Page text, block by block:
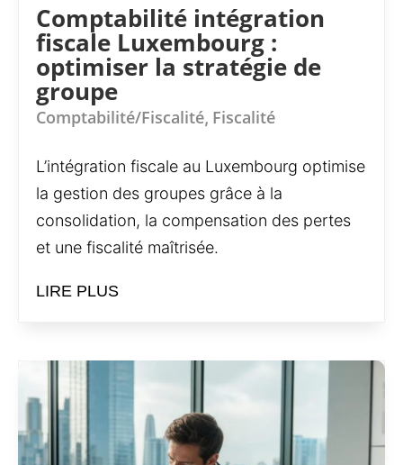
Comptabilité intégration
fiscale Luxembourg :
optimiser la stratégie de
groupe
Comptabilité/Fiscalité, Fiscalité
L’intégration fiscale au Luxembourg optimise
la gestion des groupes grâce à la
consolidation, la compensation des pertes
et une fiscalité maîtrisée.
LIRE PLUS